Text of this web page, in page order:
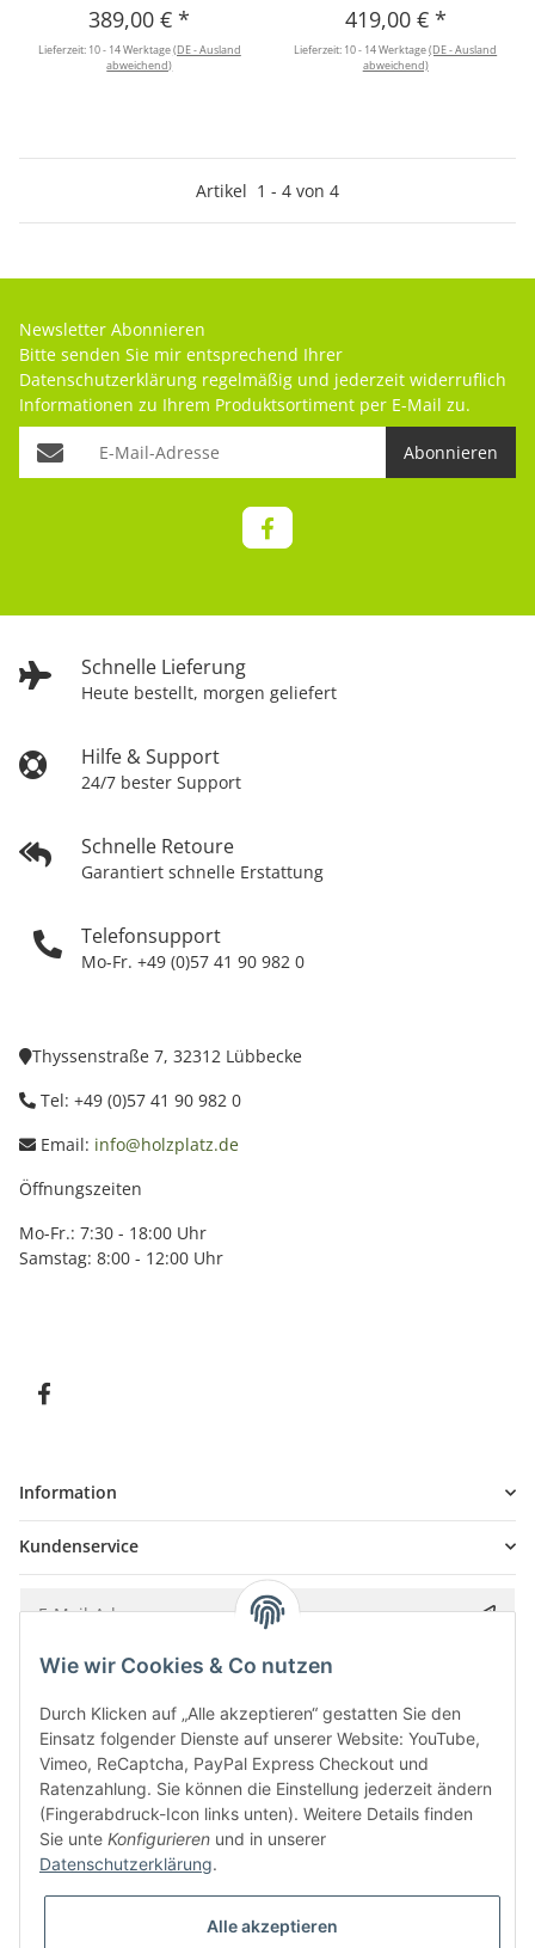
389,00 €*
Lieferzeit: 10 - 14 Werktage(DE - Ausland
abweichend)
419,00 € *
Lieferzeit: 10 - 14 Werktage(DE - Ausland
abweichend)
Artikel 1 - 4 von 4
Schnelle Lieferung
Heute bestellt, morgen geliefert
Hilfe & Support
24/7 bester Support
Schnelle Retoure
Garantiert schnelle Erstattung
Telefonsupport
Mo-Fr. +49 (0)57 41 90 982 0
Newsletter Abonnieren
Bitte senden Sie mir entsprechend Ihrer
Datenschutzerklärung regelmäßig und jederzeit widerruflich
Informationen zu Ihrem Produktsortiment per E-Mail zu.
Abonnieren
Thyssenstraße 7, 32312 Lübbecke
Tel: +49 (0)57 41 90 982 0
Email: info@holzplatz.de
Öffnungszeiten
Mo-Fr.: 7:30 - 18:00 Uhr
Samstag: 8:00 - 12:00 Uhr
Information
Kundenservice
Bitte senden Sie mir entsprechend IhrerDatenschutzerklärung
* Alle Preise inkl. gesetzlicher USt., zzgl.
Wie wir Cookies & Co nutzen
Durch Klicken auf „Alle akzeptieren“ gestatten Sie den
Einsatz folgender Dienste auf unserer Website: YouTube,
Vimeo, ReCaptcha, PayPal Express Checkout und
Ratenzahlung. Sie können die Einstellung jederzeit ändern
(Fingerabdruck-Icon links unten). Weitere Details finden
Sie unte Konfigurieren und in unserer
Datenschutzerklärung.
Alle akzeptieren